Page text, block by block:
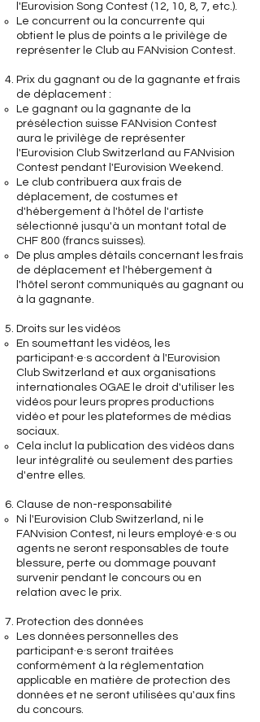
l'Eurovision Song Contest (12, 10, 8, 7, etc.).
Le concurrent ou la concurrente qui
obtient le plus de points a le privilège de
représenter le Club au FANvision Contest.
Prix du gagnant ou de la gagnante et frais
de déplacement :
Le gagnant ou la gagnante de la
présélection suisse FANvision Contest
aura le privilège de représenter
l'Eurovision Club Switzerland au FANvision
Contest pendant l'Eurovision Weekend.
Le club contribuera aux frais de
déplacement, de costumes et
d'hébergement à l'hôtel de l'artiste
sélectionné jusqu'à un montant total de
CHF 800 (francs suisses).
De plus amples détails concernant les frais
de déplacement et l'hébergement à
l'hôtel seront communiqués au gagnant ou
à la gagnante.
Droits sur les vidéos
En soumettant les vidéos, les
participant·e·s accordent à l'Eurovision
Club Switzerland et aux organisations
internationales OGAE le droit d'utiliser les
vidéos pour leurs propres productions
vidéo et pour les plateformes de médias
sociaux.
Cela inclut la publication des vidéos dans
leur intégralité ou seulement des parties
d'entre elles.
Clause de non-responsabilité
Ni l'Eurovision Club Switzerland, ni le
FANvision Contest, ni leurs employé·e·s ou
agents ne seront responsables de toute
blessure, perte ou dommage pouvant
survenir pendant le concours ou en
relation avec le prix.
Protection des données
Les données personnelles des
participant·e·s seront traitées
conformément à la réglementation
applicable en matière de protection des
données et ne seront utilisées qu'aux fins
du concours.